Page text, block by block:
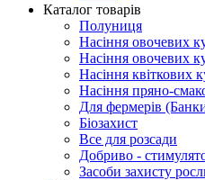
Каталог товарів
Полуниця
Насіння овочевих
Насіння овочевих
Насіння квіткових
Насіння пряно-
Для фермерів
Біозахист
Все для розсади
Добриво -
Засоби захисту